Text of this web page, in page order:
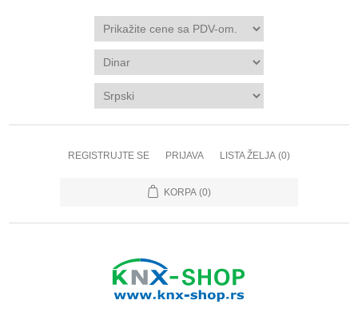
REGISTRUJTE SE PRIJAVA LISTA ŽELJA (0)
KORPA (0)